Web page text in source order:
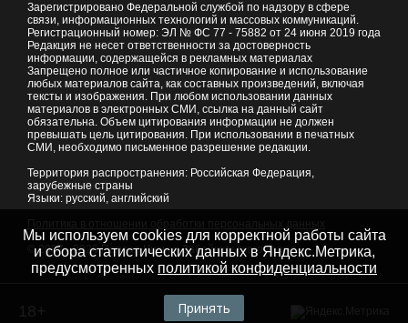
Зарегистрировано Федеральной службой по надзору в сфере
связи, информационных технологий и массовых коммуникаций.
Регистрационный номер: ЭЛ № ФС 77 - 75882 от 24 июня 2019 года
Редакция не несет ответственности за достоверность
информации, содержащейся в рекламных материалах
Запрещено полное или частичное копирование и использование
любых материалов сайта, как составных произведений, включая
тексты и изображения. При любом использовании данных
материалов в электронных СМИ, ссылка на данный сайт
обязательна. Объем цитирования информации не должен
превышать цель цитирования. При использовании в печатных
СМИ, необходимо письменное разрешение редакции.
Территория распространения: Российская Федерация,
зарубежные страны
Языки: русский, английский
© 2007 - 2026Портал Читы и Забайкальского края
Мы используем cookies для корректной работы сайта
и сбора статистических данных в Яндекс.Метрика,
предусмотренных политикой конфиденциальности
Принять